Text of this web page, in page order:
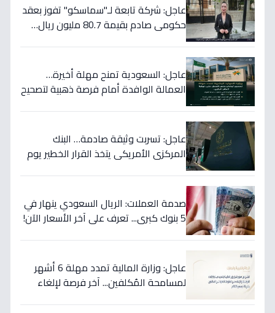
عاجل: شركة تابعة لـ"سماسكو" تفوز بعقد
حكومي صادم بقيمة 80.7 مليون ريال…
عاجل: السعودية تمنح مهلة أخيرة…
العمالة الوافدة أمام فرصة ذهبية لتصحيح
عاجل: تسربت وثيقة صادمة… البنك
المركزي الأمريكي يتخذ القرار الخطير يوم
صدمة العملات: الريال السعودي ينهار في
5 بنوك كبرى... تعرف على آخر الأسعار الآن!
عاجل: وزارة المالية تمدد مهلة 6 أشهر
لمسامحة المُكلفين... آخر فرصة لإلغاء